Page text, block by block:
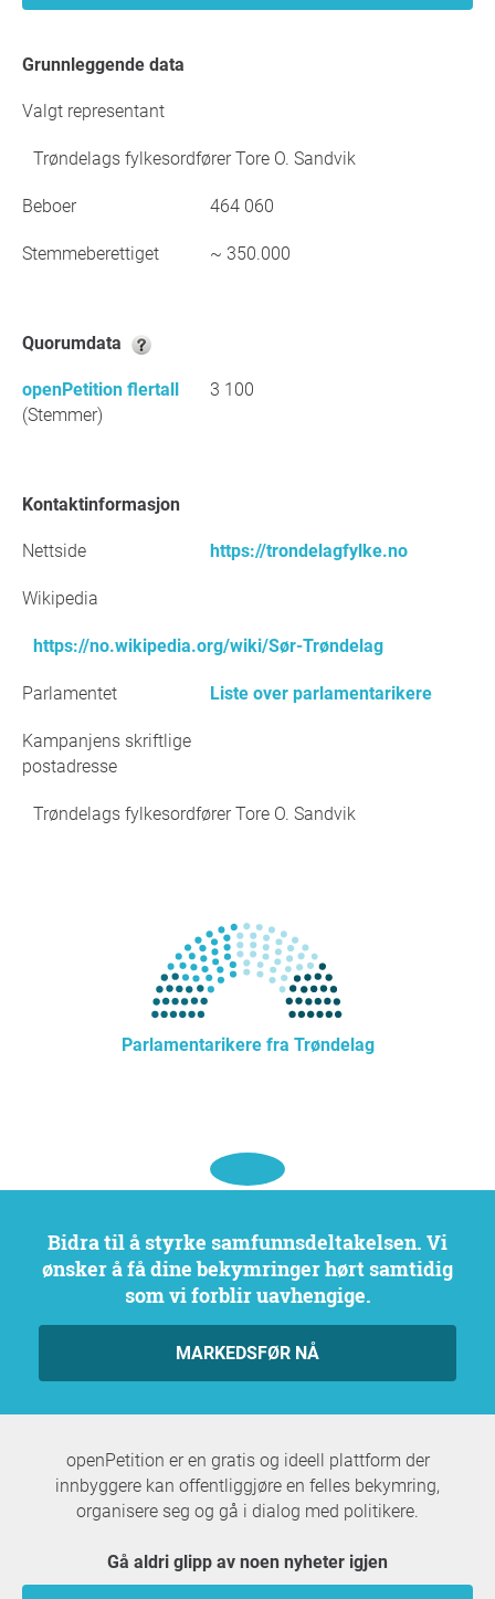
Grunnleggende data
Valgt representant
Trøndelags fylkesordfører Tore O. Sandvik
Beboer 464 060
Stemmeberettiget ~ 350.000
Quorumdata
openPetition flertall
(Stemmer)
3 100
Kontaktinformasjon
Nettside https://trondelagfylke.no
Wikipedia
https://no.wikipedia.org/wiki/Sør-Trøndelag
Parlamentet Liste over parlamentarikere
Kampanjens skriftlige
postadresse
Trøndelags fylkesordfører Tore O. Sandvik
Parlamentarikere fra Trøndelag
Bidra til å styrke samfunnsdeltakelsen. Vi
ønsker å få dine bekymringer hørt samtidig
som vi forblir uavhengige.
MARKEDSFØR NÅ
openPetition er en gratis og ideell plattform der
innbyggere kan offentliggjøre en felles bekymring,
organisere seg og gå i dialog med politikere.
Gå aldri glipp av noen nyheter igjen